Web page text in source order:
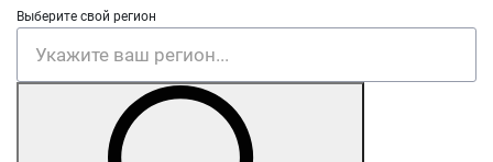
Выберите свой регион